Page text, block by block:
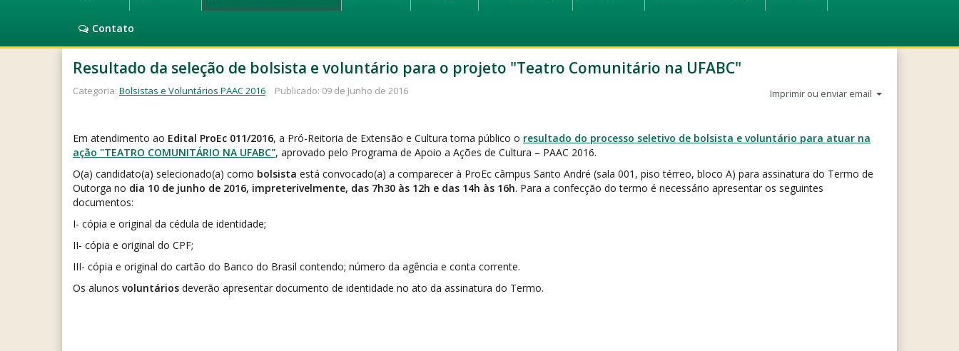
Contato
Resultado da seleção de bolsista e voluntário para o projeto "Teatro Comunitário na UFABC"
Imprimir ou enviar email
Categoria: Bolsistas e Voluntários PAAC 2016 Publicado: 09 de Junho de 2016
Em atendimento ao Edital ProEc 011/2016, a Pró-Reitoria de Extensão e Cultura torna público o resultado do processo seletivo de bolsista e voluntário para atuar na
ação "TEATRO COMUNITÁRIO NA UFABC", aprovado pelo Programa de Apoio a Ações de Cultura – PAAC 2016.
O(a) candidato(a) selecionado(a) como bolsista está convocado(a) a comparecer à ProEc câmpus Santo André (sala 001, piso térreo, bloco A) para assinatura do Termo de
Outorga no dia 10 de junho de 2016, impreterivelmente, das 7h30 às 12h e das 14h às 16h. Para a confecção do termo é necessário apresentar os seguintes
documentos:
I- cópia e original da cédula de identidade;
II- cópia e original do CPF;
III- cópia e original do cartão do Banco do Brasil contendo; número da agência e conta corrente.
Os alunos voluntários deverão apresentar documento de identidade no ato da assinatura do Termo.